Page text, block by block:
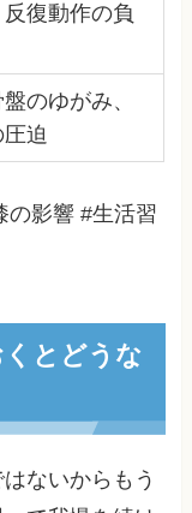
復動作の負
のゆがみ、
迫
の影響 #生活習
とどうな
ないからもう